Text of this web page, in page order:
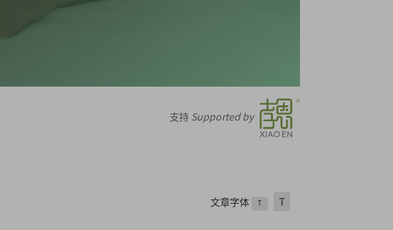
支持 Supported by
文章字体 T T